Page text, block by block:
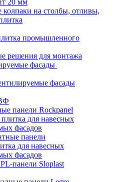
20 мм
на столбы, отливы,
промышленного
решения для монтажа
фасады
фасады
панели Rockpanel
для навесных
фасадов
панели
для навесных
фасадов
панели Sloplast